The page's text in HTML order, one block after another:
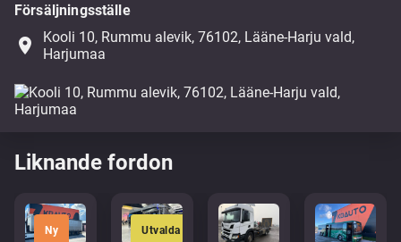
Försäljningsställe
place
Kooli 10, Rummu alevik, 76102, Lääne-Harju vald,
Harjumaa
Liknande fordon
Ny Utvalda